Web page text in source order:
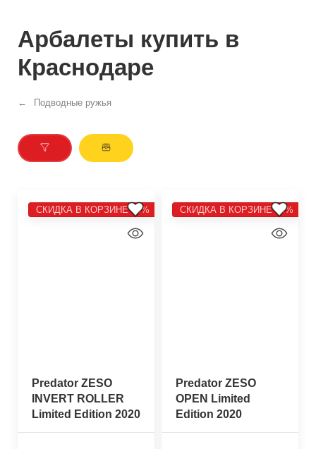
Арбалеты купить в
Краснодаре
Подводные ружья
СКИДКА В КОРЗИНЕ 10%
Predator ZESO
INVERT ROLLER
Limited Edition 2020
СКИДКА В КОРЗИНЕ 10%
Predator ZESO
OPEN Limited
Edition 2020